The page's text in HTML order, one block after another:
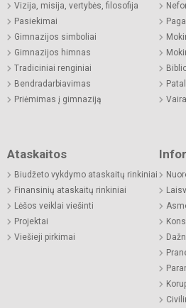
Vizija, misija, vertybės, filosofija
Pasiekimai
Gimnazijos simboliai
Gimnazijos himnas
Tradiciniai renginiai
Bendradarbiavimas
Priėmimas į gimnaziją
Ataskaitos
Biudžeto vykdymo ataskaitų rinkiniai
Finansinių ataskaitų rinkiniai
Lėšos veiklai viešinti
Projektai
Viešieji pirkimai